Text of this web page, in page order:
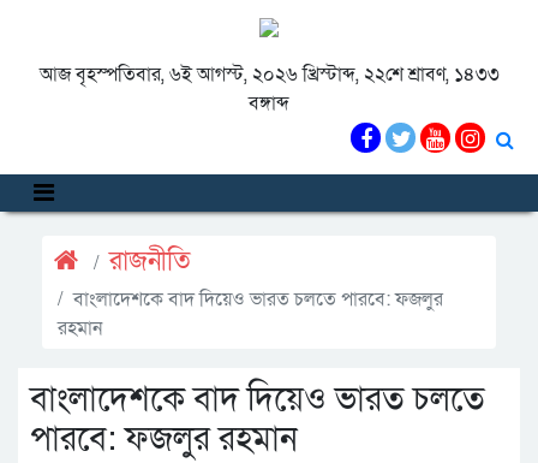
আজ বৃহস্পতিবার, ৬ই আগস্ট, ২০২৬ খ্রিস্টাব্দ, ২২শে শ্রাবণ, ১৪৩৩
বঙ্গাব্দ
রাজনীতি
বাংলাদেশকে বাদ দিয়েও ভারত চলতে পারবে: ফজলুর
রহমান
বাংলাদেশকে বাদ দিয়েও ভারত চলতে
পারবে: ফজলুর রহমান